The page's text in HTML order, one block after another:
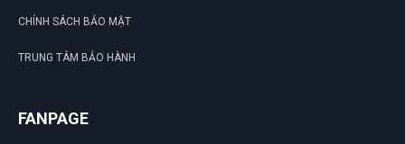
CHÍNH SÁCH BẢO MẬT
TRUNG TÂM BẢO HÀNH
FANPAGE